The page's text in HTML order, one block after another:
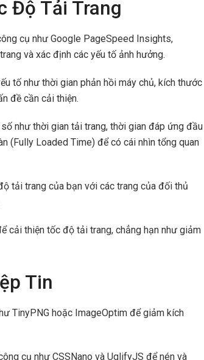
Độ Tải Trang
cụ như Google PageSpeed Insights,
và xác định các yếu tố ảnh hưởng.
tố như thời gian phản hồi máy chủ, kích thước
đề cần cải thiện.
như thời gian tải trang, thời gian đáp ứng đầu
(Fully Loaded Time) để có cái nhìn tổng quan
tải trang của bạn với các trang của đối thủ
cải thiện tốc độ tải trang, chẳng hạn như giảm
Tin
TinyPNG hoặc ImageOptim để giảm kích
cụ như CSSNano và UglifyJS để nén và